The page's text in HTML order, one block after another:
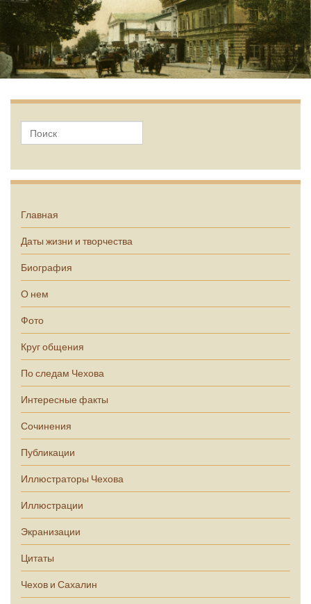
Главная
Даты жизни и творчества
Биография
О нем
Фото
Круг общения
По следам Чехова
Интересные факты
Сочинения
Публикации
Иллюстраторы Чехова
Иллюстрации
Экранизации
Цитаты
Чехов и Сахалин